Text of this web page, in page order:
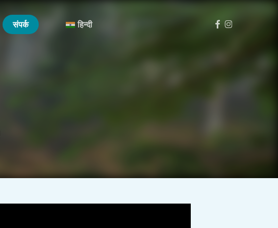
संपर्क हिन्दी फेसबुकInstagram